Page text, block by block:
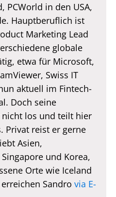
PCWorld in den USA,
Hauptberuflich ist
Marketing Lead
globale
etwa für Microsoft,
Swiss IT
aktuell im Fintech-
Doch seine
los und teilt hier
Privat reist er gerne
Asien,
und Korea,
Orte wie Iceland
Sandro via E-